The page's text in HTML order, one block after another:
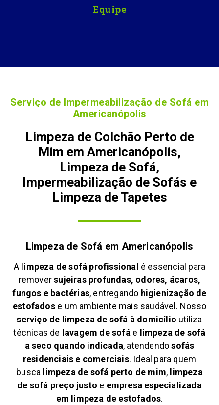
Equipe
Serviço de Impermeabilização de Sofá em
Americanópolis
Limpeza de Colchão Perto de
Mim em Americanópolis,
Limpeza de Sofá,
Impermeabilização de Sofás e
Limpeza de Tapetes
Limpeza de Sofá em Americanópolis
A limpeza de sofá profissional é essencial para
removersujeiras profundas, odores, ácaros,
fungos e bactérias, entregando higienização de
estofadose um ambiente mais saudável. Nosso
serviço de limpeza de sofá à domicílio utiliza
técnicas de lavagem de sofá e limpeza de sofá
a seco quando indicada, atendendosofás
residenciais e comerciais. Ideal para quem
busca limpeza de sofá perto de mim, limpeza
de sofá preço justo e empresa especializada
em limpeza de estofados.